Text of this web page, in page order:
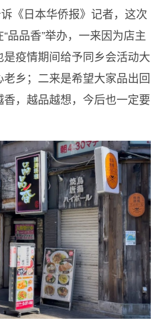
《日本华侨报》记者，这次
品品香”举办，一来因为店主
疫情期间给予同乡会活动大
乡；二来是希望大家品出回
，越品越想，今后也一定要